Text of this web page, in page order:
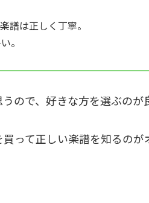
譜は正しく丁寧。
。
ので、好きな方を選ぶのが
って正しい楽譜を知るのが